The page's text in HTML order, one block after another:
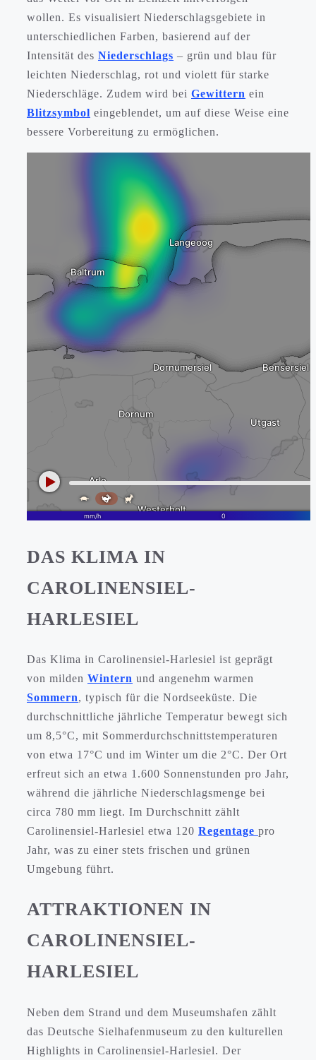
wollen. Es visualisiert Niederschlagsgebiete in
unterschiedlichen Farben, basierend auf der
Intensität des Niederschlags – grün und blau für
leichten Niederschlag, rot und violett für starke
Niederschläge. Zudem wird bei Gewittern ein
Blitzsymbol eingeblendet, um auf diese Weise eine
bessere Vorbereitung zu ermöglichen.
DAS KLIMA IN
CAROLINENSIEL-
HARLESIEL
Das Klima in Carolinensiel-Harlesiel ist geprägt
von milden Wintern und angenehm warmen
Sommern, typisch für die Nordseeküste. Die
durchschnittliche jährliche Temperatur bewegt sich
um 8,5°C, mit Sommerdurchschnittstemperaturen
von etwa 17°C und im Winter um die 2°C. Der Ort
erfreut sich an etwa 1.600 Sonnenstunden pro Jahr,
während die jährliche Niederschlagsmenge bei
circa 780 mm liegt. Im Durchschnitt zählt
Carolinensiel-Harlesiel etwa 120 Regentage pro
Jahr, was zu einer stets frischen und grünen
Umgebung führt.
ATTRAKTIONEN IN
CAROLINENSIEL-
HARLESIEL
Neben dem Strand und dem Museumshafen zählt
das Deutsche Sielhafenmuseum zu den kulturellen
Highlights in Carolinensiel-Harlesiel. Der